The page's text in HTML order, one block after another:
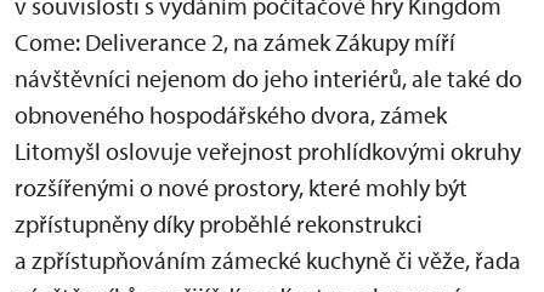
Come: Deliverance 2, na zámek Zákupy míří
návštěvníci nejenom do jeho interiérů, ale také do
obnoveného hospodářského dvora, zámek
Litomyšl oslovuje veřejnost prohlídkovými okruhy
rozšířenými o nové prostory, které mohly být
zpřístupněny díky proběhlé rekonstrukci
a zpřístupňováním zámecké kuchyně či věže, řada